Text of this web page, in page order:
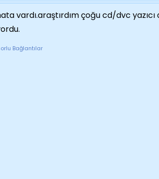
vardı.araştırdım çoğu cd/dvc
Bağlantılar